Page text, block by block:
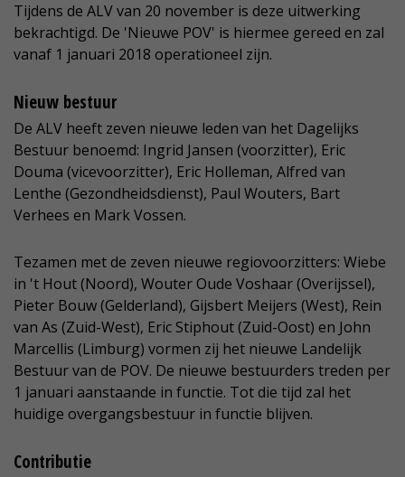
Tijdens de ALV van 20 november is deze uitwerking
bekrachtigd. De 'Nieuwe POV' is hiermee gereed en zal
vanaf 1 januari 2018 operationeel zijn.
Nieuw bestuur
De ALV heeft zeven nieuwe leden van het Dagelijks
Bestuur benoemd: Ingrid Jansen (voorzitter), Eric
Douma (vicevoorzitter), Eric Holleman, Alfred van
Lenthe (Gezondheidsdienst), Paul Wouters, Bart
Verhees en Mark Vossen.
Tezamen met de zeven nieuwe regiovoorzitters: Wiebe
in 't Hout (Noord), Wouter Oude Voshaar (Overijssel),
Pieter Bouw (Gelderland), Gijsbert Meijers (West), Rein
van As (Zuid-West), Eric Stiphout (Zuid-Oost) en John
Marcellis (Limburg) vormen zij het nieuwe Landelijk
Bestuur van de POV. De nieuwe bestuurders treden per
1 januari aanstaande in functie. Tot die tijd zal het
huidige overgangsbestuur in functie blijven.
Contributie